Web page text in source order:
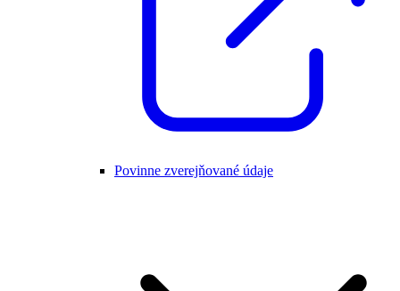
Povinne zverejňované údaje